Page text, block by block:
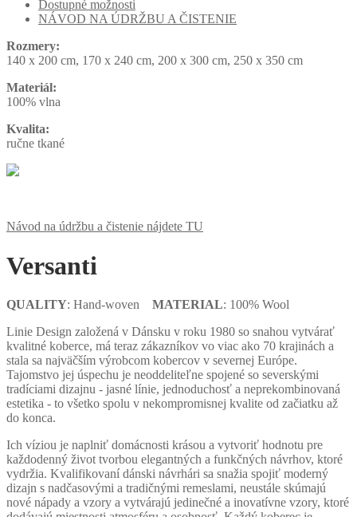
Dostupné možnosti
NÁVOD NA ÚDRŽBU A ČISTENIE
Rozmery:
140 x 200 cm, 170 x 240 cm, 200 x 300 cm, 250 x 350 cm
Materiál:
100% vlna
Kvalita:
ručne tkané
Návod na údržbu a čistenie nájdete TU
Versanti
QUALITY: Hand-woven MATERIAL: 100% Wool
Linie Design založená v Dánsku v roku 1980 so snahou vytvárať
kvalitné koberce, má teraz zákazníkov vo viac ako 70 krajinách a
stala sa najväčším výrobcom kobercov v severnej Európe.
Tajomstvo jej úspechu je neoddeliteľne spojené so severskými
tradíciami dizajnu - jasné línie, jednoduchosť a neprekombinovaná
estetika - to všetko spolu v nekompromisnej kvalite od začiatku až
do konca.
Ich víziou je naplniť domácnosti krásou a vytvoriť hodnotu pre
každodenný život tvorbou elegantných a funkčných návrhov, ktoré
vydržia. Kvalifikovaní dánski návrhári sa snažia spojiť moderný
dizajn s nadčasovými a tradičnými remeslami, neustále skúmajú
nové nápady a vzory a vytvárajú jedinečné a inovatívne vzory, ktoré